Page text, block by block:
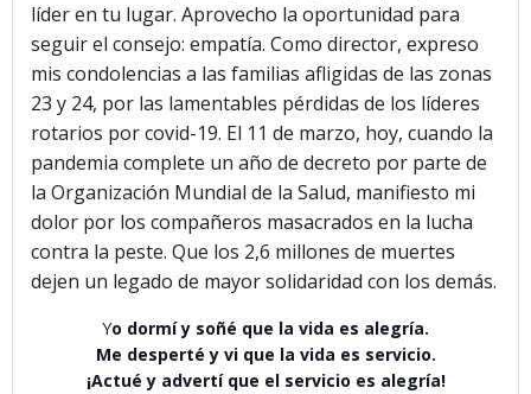
líder en tu lugar. Aprovecho la oportunidad para
seguir el consejo: empatía. Como director, expreso
mis condolencias a las familias afligidas de las zonas
23 y 24, por las lamentables pérdidas de los líderes
rotarios por covid-19. El 11 de marzo, hoy, cuando la
pandemia complete un año de decreto por parte de
la Organización Mundial de la Salud, manifiesto mi
dolor por los compañeros masacrados en la lucha
contra la peste. Que los 2,6 millones de muertes
dejen un legado de mayor solidaridad con los demás.
Yo dormí y soñé que la vida es alegría.
Me desperté y vi que la vida es servicio.
¡Actué y advertí que el servicio es alegría!